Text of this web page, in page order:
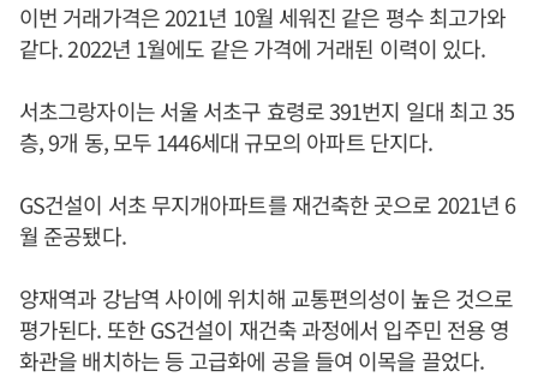
이번 거래가격은 2021년 10월 세워진 같은 평수 최고가와
같다. 2022년 1월에도 같은 가격에 거래된 이력이 있다.
서초그랑자이는 서울 서초구 효령로 391번지 일대 최고 35
층, 9개 동, 모두 1446세대 규모의 아파트 단지다.
GS건설이 서초 무지개아파트를 재건축한 곳으로 2021년 6
월 준공됐다.
양재역과 강남역 사이에 위치해 교통편의성이 높은 것으로
평가된다. 또한 GS건설이 재건축 과정에서 입주민 전용 영
화관을 배치하는 등 고급화에 공을 들여 이목을 끌었다.